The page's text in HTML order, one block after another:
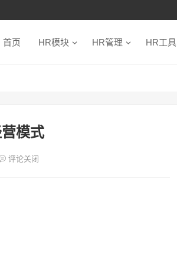
首页 HR模块 HR管理 HR工具
模式
评论关闭